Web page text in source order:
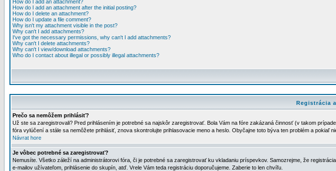
How do I add an attachment?
How do I add an attachment after the initial posting?
How do I delete an attachment?
How do I update a file comment?
Why isn't my attachment visible in the post?
Why can't I add attachments?
I've got the necessary permissions, why can't I add attachments?
Why can't I delete attachments?
Why can't I view/download attachments?
Who do I contact about illegal or possibly illegal attachments?
Registrácia
Prečo sa nemôžem prihlásiť?
Už ste sa zaregistrovali? Pred prihlásením je potrebné sa najskôr zaregistrovať. Bola Vám na fóre zakázaná činnosť (v takom
fóra vylúčení a stále sa nemôžete prihlásiť, znova skontrolujte prihlasovacie meno a heslo. Obyčajne toto býva ten problém a pokiaľ
Návrat hore
Je vôbec potrebné sa zaregistrovať?
Nemusíte. Všetko záleží na administrátorovi fóra, či je potrebné sa zaregistrovať ku vkladaniu príspevkov. Samozrejme, že
e-mailov užívateľom, prihlásenie do skupín, atď. Vrele Vám teda registráciu doporučujeme. Zaberie to len chvíľu.